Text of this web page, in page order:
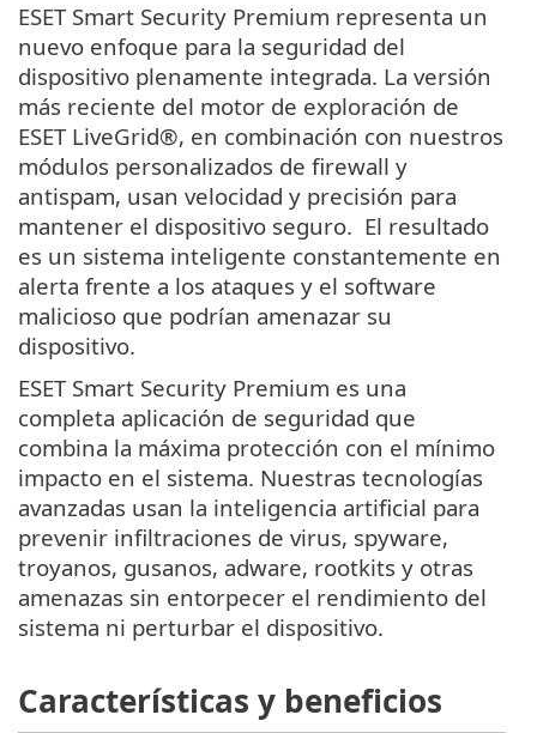
ESET Smart Security Premium representa un
nuevo enfoque para la seguridad del
dispositivo plenamente integrada. La versión
más reciente del motor de exploración de
ESET LiveGrid®, en combinación con nuestros
módulos personalizados de firewall y
antispam, usan velocidad y precisión para
mantener el dispositivo seguro. El resultado
es un sistema inteligente constantemente en
alerta frente a los ataques y el software
malicioso que podrían amenazar su
dispositivo.
ESET Smart Security Premium es una
completa aplicación de seguridad que
combina la máxima protección con el mínimo
impacto en el sistema. Nuestras tecnologías
avanzadas usan la inteligencia artificial para
prevenir infiltraciones de virus, spyware,
troyanos, gusanos, adware, rootkits y otras
amenazas sin entorpecer el rendimiento del
sistema ni perturbar el dispositivo.
Características y beneficios